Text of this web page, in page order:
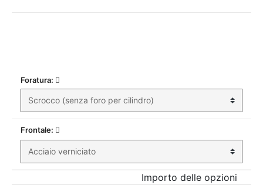
Foratura:
Frontale:
Importo delle opzioni